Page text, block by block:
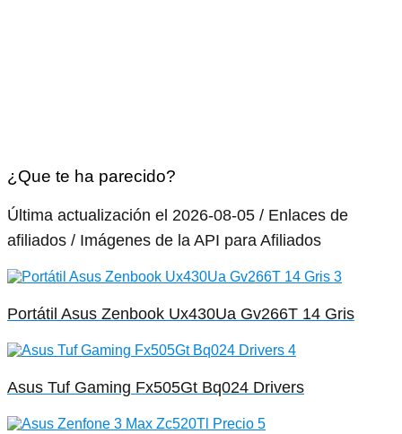
¿Que te ha parecido?
Última actualización el 2026-08-05 / Enlaces de
afiliados / Imágenes de la API para Afiliados
Portátil Asus Zenbook Ux430Ua Gv266T 14 Gris
Asus Tuf Gaming Fx505Gt Bq024 Drivers